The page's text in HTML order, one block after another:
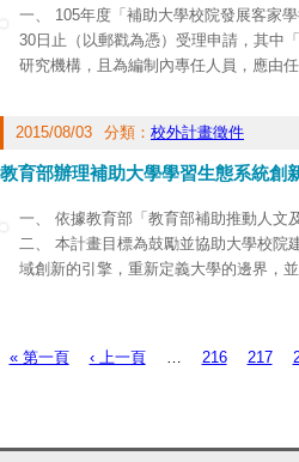
一、 105年度「補助大學校院發展客家
30日止（以郵戳為憑）受理申請，其中
研究機構，且為編制內專任人員，應由
三、 另，客委會為培育儲備客家領域之
「補助大學校院發展客家學術機構計畫
四、 旨揭2項計畫申請作業及上開方案
點」及「獎助客家學術研究計畫作業要
章」項下查詢。
2015/08/03 分類： 校外計畫徵件
教育部辦理補助大學學習生態系統創
一、 依據教育部「教育部補助推動人文
二、 本計畫目標為鼓勵並協助大學校院
域創新的引擎，重新定義大學的邊界，
三、 申請期限自本計畫徵件須知公告日
申請，並備申請表、計畫書及經費申請
老師收)，各類計畫申請以郵戳為憑，逾
頁面
« 第一頁 ‹ 上一頁 216 217